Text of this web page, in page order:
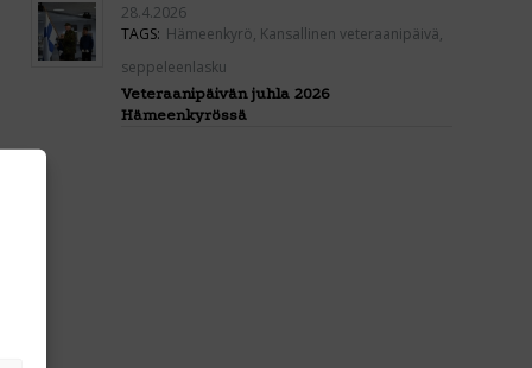
28.4.2026
TAGS: Hämeenkyrö, Kansallinen veteraanipäivä,
seppeleenlasku
Veteraanipäivän juhla 2026
Hämeenkyrössä